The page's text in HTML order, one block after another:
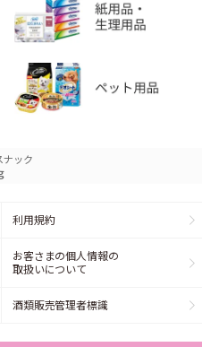
ナック
利用規約
お客さまの個人情報の
取扱いについて
酒類販売管理者標識